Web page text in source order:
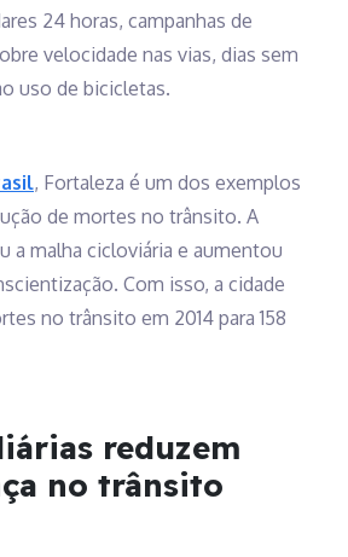
24 horas, campanhas de
velocidade nas vias, dias sem
uso de bicicletas.
, Fortaleza é um dos exemplos
de mortes no trânsito. A
a malha cicloviária e aumentou
Com isso, a cidade
no trânsito em 2014 para 158
reduzem
no trânsito